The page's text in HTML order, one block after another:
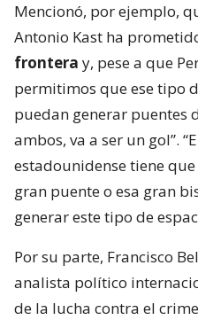
Mencionó, por ejemplo,
Antonio Kast ha
frontera y, pese a que
permitimos que ese tipo
puedan generar puentes
ambos, va a ser un gol”.
estadounidense tiene
gran puente o esa gran
generar este tipo de
Por su parte, Francisco
analista político
de la lucha contra el